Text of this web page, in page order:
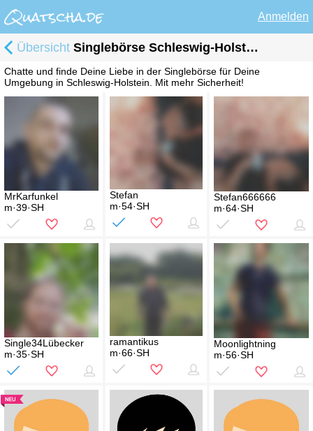
Anmelden
Übersicht Singlebörse Schleswig-Holstein
Chatte und finde Deine Liebe in der Singlebörse für Deine
Umgebung in Schleswig-Holstein. Mit mehr Sicherheit!
MrKarfunkel
m·39·SH
Stefan
m·54·SH
Stefan666666
m·64·SH
Single34Lübecker
m·35·SH
ramantikus
m·66·SH
Moonlightning
m·56·SH